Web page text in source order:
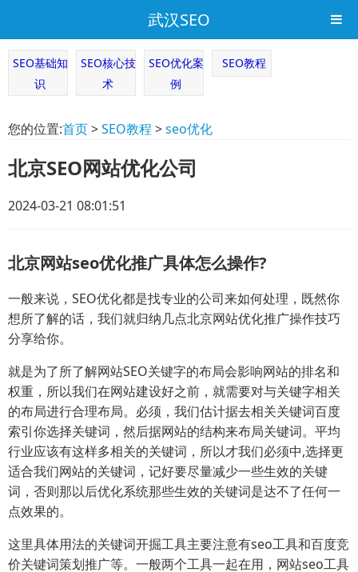
武汉SEO
SEO基础知
识
SEO核心技
术
SEO优化案
例
SEO教程
您的位置:首页>SEO教程 >seo优化
北京SEO网站优化公司
2024-03-21 08:01:51
北京网站seo优化推广具体怎么操作?
一般来说，SEO优化都是找专业的公司来如何处理，既然你
想所了解的话，我们就归纳几点北京网站优化推广操作技巧
分享给你。
就是为了所了解网站SEO关键字的布局会影响网站的排名和
权重，所以我们在网站建设好之前，就需要对与关键字相关
的布局进行合理布局。必须，我们估计据去相关关键词百度
索引你选择关键词，然后据网站的结构来布局关键词。平均
行业应该有这样多相关的关键词，所以才我们必须中,选择更
适合我们网站的关键词，记好要尽量减少一些生效的关键
词，否则那以后优化系统那些生效的关键词是达不了任何一
点效果的。
这里具体用法的关键词开掘工具主要注意有seo工具和百度竞
价关键词策划推广等。一般两个工具一起在用，网站seo工具